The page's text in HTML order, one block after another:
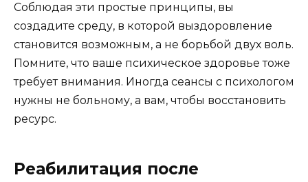
Соблюдая эти простые принципы, вы
создадите среду, в которой выздоровление
становится возможным, а не борьбой двух воль.
Помните, что ваше психическое здоровье тоже
требует внимания. Иногда сеансы с психологом
нужны не больному, а вам, чтобы восстановить
ресурс.
Реабилитация после